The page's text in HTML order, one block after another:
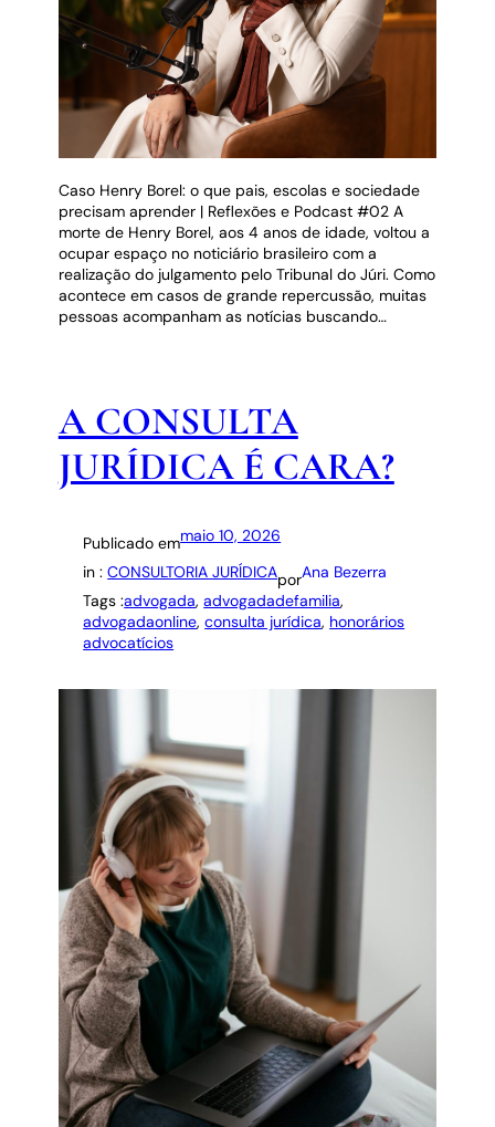
Caso Henry Borel: o que pais, escolas e sociedade
precisam aprender | Reflexões e Podcast #02 A
morte de Henry Borel, aos 4 anos de idade, voltou a
ocupar espaço no noticiário brasileiro com a
realização do julgamento pelo Tribunal do Júri. Como
acontece em casos de grande repercussão, muitas
pessoas acompanham as notícias buscando…
A CONSULTA
JURÍDICA É CARA?
Publicado emmaio 10, 2026
in :CONSULTORIA JURÍDICAporAna Bezerra
Tags :advogada, advogadadefamilia
advogadaonline, consulta jurídica, honorários
advocatícios